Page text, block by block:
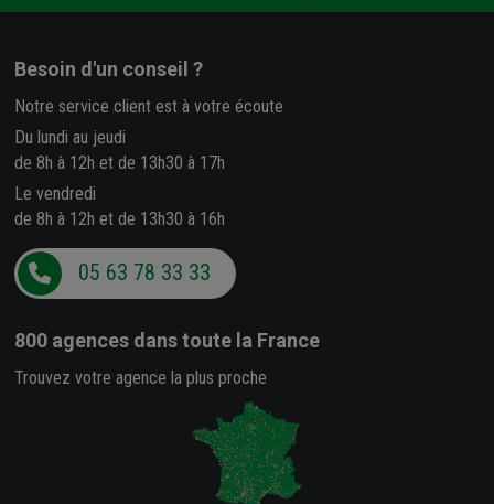
Besoin d'un conseil ?
Notre service client est à votre écoute
Du lundi au jeudi
de 8h à 12h et de 13h30 à 17h
Le vendredi
de 8h à 12h et de 13h30 à 16h
05 63 78 33 33
800 agences dans toute la France
Trouvez votre agence la plus proche